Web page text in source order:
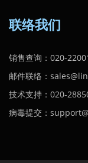
联络我们
销售查询：020-
邮件联络：
技术支持：020-
病毒提交：